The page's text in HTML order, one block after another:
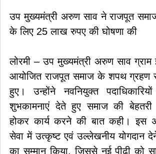
उप मुख्यमंत्री अरुण साव ने राजपूत
के लिए 25 लाख रुपए की घोषणा की
लोरमी – उप मुख्यमंत्री अरुण साव
आयोजित राजपूत समाज के शपथ ग्रहण
हुए। उन्होंने नवनियुक्त
शुभकामनाएं देते हुए समाज की
होकर कार्य करने की बात कही। इस
सेवा में उत्कृष्ट एवं उल्लेखनीय योगदान
का सम्मान किया, जिससे नई पीढ़ी को